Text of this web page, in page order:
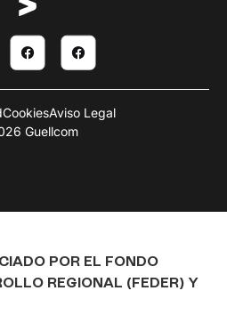
Guellcom
CookiesAviso Legal
POR EL FONDO
REGIONAL (FEDER) Y